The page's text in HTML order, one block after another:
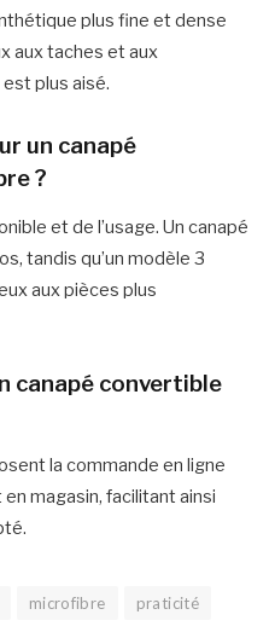
plus fine et dense
aux taches et aux
plus aisé.
un canapé
?
et de l’usage. Un canapé
tandis qu’un modèle 3
aux pièces plus
canapé convertible
la commande en ligne
magasin, facilitant ainsi
microfibre
praticité